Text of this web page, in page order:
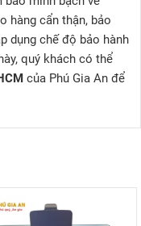
hàng cẩn thận, bảo
dụng chế độ bảo hành
quý khách có thể
của Phú Gia An để